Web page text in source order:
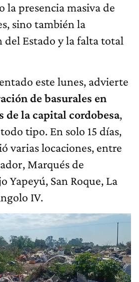
la presencia masiva de
sino también la
del Estado y la falta total
este lunes, advierte
de basurales en
la capital cordobesa,
tipo. En solo 15 días,
varias locaciones, entre
Marqués de
Yapeyú, San Roque, La
IV.